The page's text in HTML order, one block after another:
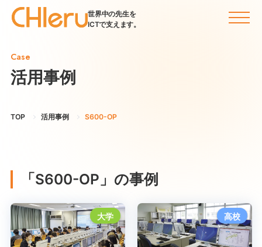
世界中の先生を
ICTで支えます。
Case
活用事例
TOP 活用事例 S600-OP
「S600-OP」の事例
大学 高校